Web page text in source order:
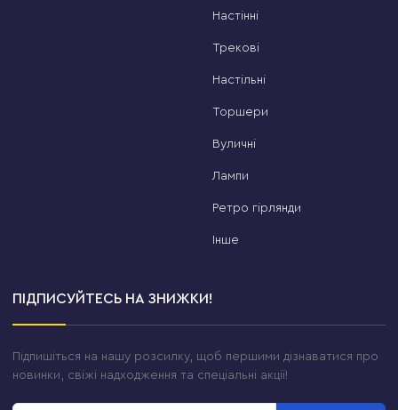
Настінні
Трекові
Настільні
Торшери
Вуличні
Лампи
Ретро гірлянди
Інше
ПІДПИСУЙТЕСЬ НА ЗНИЖКИ!
Підпишіться на нашу розсилку, щоб першими дізнаватися про
новинки, свіжі надходження та спеціальні акції!